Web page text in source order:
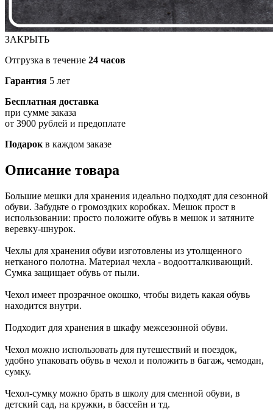
ЗАКРЫТЬ
Отгрузка в течение 24 часов
Гарантия 5 лет
Бесплатная доставка
при сумме заказа
от 3900 рублей и предоплате
Подарок в каждом заказе
Описание товара
Большие мешки для хранения идеально подходят для сезонной
обуви. Забудьте о громоздких коробках. Мешок прост в
использовании: просто положите обувь в мешок и затяните
веревку-шнурок.
Чехлы для хранения обуви изготовлены из утолщенного
нетканого полотна. Материал чехла - водоотталкивающий.
Сумка защищает обувь от пыли.
Чехол имеет прозрачное окошко, чтобы видеть какая обувь
находится внутри.
Подходит для хранения в шкафу межсезонной обуви.
Чехол можно использовать для путешествий и поездок,
удобно упаковать обувь в чехол и положить в багаж, чемодан,
сумку.
Чехол-сумку можно брать в школу для сменной обуви, в
детский сад, на кружки, в бассейн и тд.